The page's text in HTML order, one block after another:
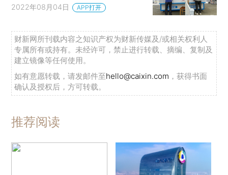
2022年08月04日 APP打开
财新网所刊载内容之知识产权为财新传媒及/或相关权利人
专属所有或持有。未经许可，禁止进行转载、摘编、复制及
建立镜像等任何使用。
如有意愿转载，请发邮件至hello@caixin.com ，获得书面
确认及授权后，方可转载。
推荐阅读